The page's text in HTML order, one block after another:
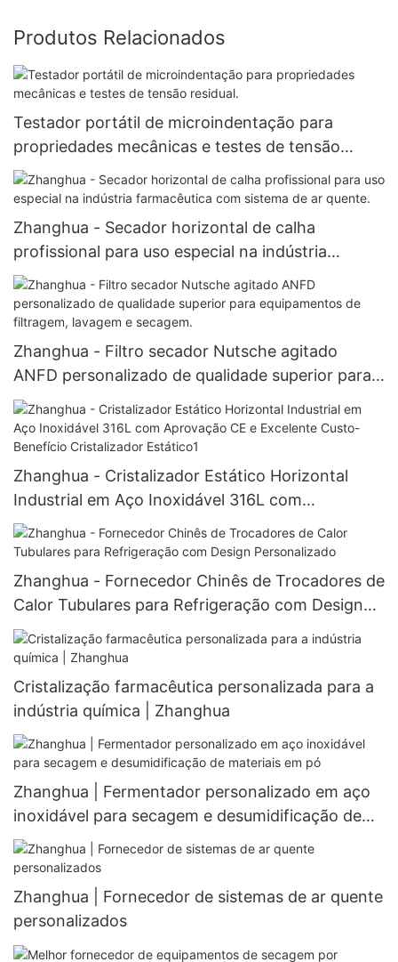
Produtos Relacionados
Testador portátil de microindentação para
propriedades mecânicas e testes de tensão
residual.
Zhanghua - Secador horizontal de calha
profissional para uso especial na indústria
farmacêutica com sistema de ar quente.
Zhanghua - Filtro secador Nutsche agitado
ANFD personalizado de qualidade superior para
equipamentos de filtragem, lavagem e secagem.
Zhanghua - Cristalizador Estático Horizontal
Industrial em Aço Inoxidável 316L com
Aprovação CE e Excelente Custo-Benefício
Cristalizador Estático1
Zhanghua - Fornecedor Chinês de Trocadores de
Calor Tubulares para Refrigeração com Design
Personalizado
Cristalização farmacêutica personalizada para a
indústria química | Zhanghua
Zhanghua | Fermentador personalizado em aço
inoxidável para secagem e desumidificação de
materiais em pó
Zhanghua | Fornecedor de sistemas de ar quente
personalizados